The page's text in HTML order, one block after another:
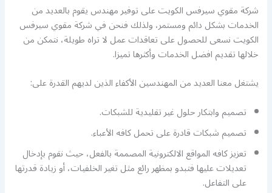
شركة مقوي سيرفس الكويت على توفير مهندس يقوم بالعديد من
الخدمات بشكل دائم ومستمر، ولذلك فنحن في شركة مقوي سيرفس
الكويت نسعى للحصول على تعاقدات عمل لا تراه طويلة، نتمكن من
خلالها تقديم افضل الخدمات وأكثرها تميزا.
يشتغل معنا العديد من المهندسين الأكفاء الذين لديهم القدرة على:
تصميم وابتكار حلول غير تقليدية للشبكات.
تصميم شبكات قادرة على تحمل كافه الأعباء.
تعزيز كافه المواقع الالكترونية المصممة بالفعل، حيث نقوم بإدخال
تعديلات عليها فتبدو بمظهر رائع مثل تغير الخلفيات، أو زيادة قدرتها
على التفاعل.